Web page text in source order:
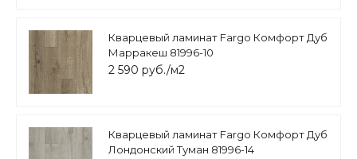
Кварцевый ламинат Fargo Комфорт Дуб
Марракеш 81996-10
2 590 руб./м2
Кварцевый ламинат Fargo Комфорт Дуб
Лондонский Туман 81996-14